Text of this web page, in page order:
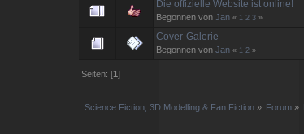
Die offizielle Website ist online!
Begonnen vonJan « 1 2 3 »
Cover-Galerie
Begonnen vonJan « 1 2 »
Seiten: [1]
Science Fiction, 3D Modelling & Fan Fiction» Forum »